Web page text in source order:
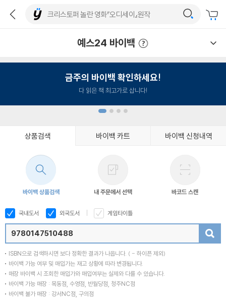
예스24 바이백
금주의 바이백 확인하세요!
다 읽은 책 최고가로 삽니다!
상품검색 바이백 카트 바이백 신청내역
바이백 상품검색 내 주문에서 선택 바코드 스캔
국내도서 외국도서 게임타이틀
ISBN으로 검색하시면 보다 정확한 결과가 나옵니다. ( - 하이픈 제외)
바이백 가능 여부 및 매입가는 재고 상황에 따라 변경됩니다.
매장 바이백 시 조회한 매입가와 매입여부는 실제와 다를 수 있습니다.
바이백 가능 매장 : 목동점, 수영점, 반월당점, 청주NC점
바이백 불가 매장 : 강서NC점, 구의점